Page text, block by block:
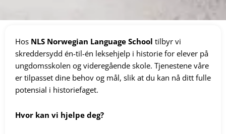
Hos NLS Norwegian Language School tilbyr vi
skreddersydd én-til-én leksehjelp i historie for elever på
ungdomsskolen og videregående skole. Tjenestene våre
er tilpasset dine behov og mål, slik at du kan nå ditt fulle
potensial i historiefaget.
Hvor kan vi hjelpe deg?